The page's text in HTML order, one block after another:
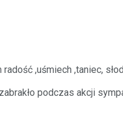
,uśmiech ,taniec,
podczas akcji